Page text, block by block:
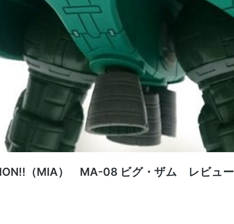
（MIA） MA-08 ビグ・ザム レビュー